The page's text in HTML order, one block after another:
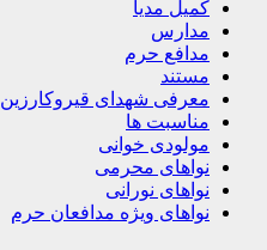
کمیل مدیا
مدارس
مدافع حرم
مستند
معرفی شهدای قیروکارزین
مناسبت ها
مولودی خوانی
نواهای محرمی
نواهای نورانی
نواهای ویژه مدافعان حرم